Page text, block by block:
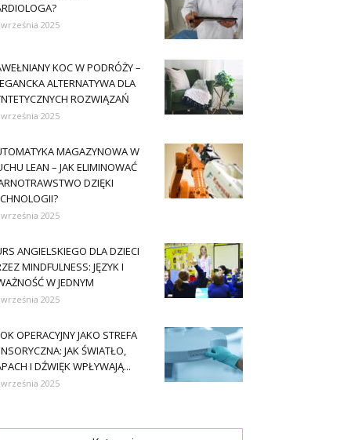
2025
KOC W PODRÓŻY –
ALTERNATYWA DLA
ROZWIĄZAŃ
2025
MAGAZYNOWA W
LEAN – JAK ELIMINOWAĆ
DZIĘKI
2025
ANGIELSKIEGO DLA DZIECI
MINDFULNESS: JĘZYK I
W JEDNYM
2025
OPERACYJNY JAKO STREFA
JAK ŚWIATŁO,
I DŹWIĘK WPŁYWAJĄ...
2025